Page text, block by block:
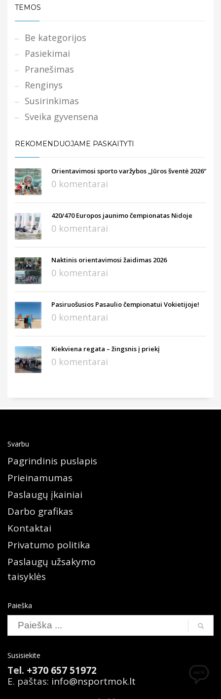
TEMOS
Be kategorijos
Pasiekimai
Pranešimas
Renginys
Susirinkimas
Sveika gyvensena
REKOMENDUOJAME PASKAITYTI
Orientavimosi sporto varžybos „Jūros šventė 2026“
0 komentarai
420/470 Europos jaunimo čempionatas Nidoje
0 komentarai
Naktinis orientavimosi žaidimas 2026
0 komentarai
Pasiruošusios Pasaulio čempionatui Vokietijoje!
0 komentarai
Kiekviena regata – žingsnis į priekį
0 komentarai
Svarbu
Pagrindinis puslapis
Prieinamumas
Paslaugų įkainiai
Darbo grafikas
Kontaktai
Privatumo politika
Paslaugų užsakymo
taisyklės
Paieška
Susisiekite
Tel. +370 657 51972
E. paštas: info@nsportmok.lt